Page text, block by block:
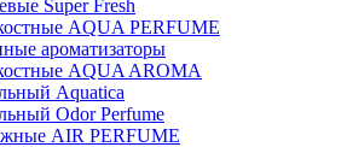
Super Fresh
AQUA PERFUME
ароматизаторы
AQUA AROMA
Aquatica
Odor Perfume
AIR PERFUME